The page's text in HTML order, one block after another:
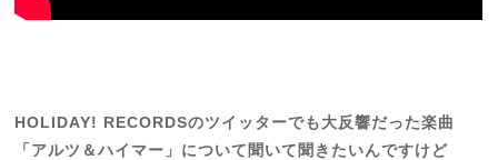
HOLIDAY! RECORDSのツイッターでも大反響だった楽曲
「アルツ＆ハイマー」について聞いて聞きたいんですけど